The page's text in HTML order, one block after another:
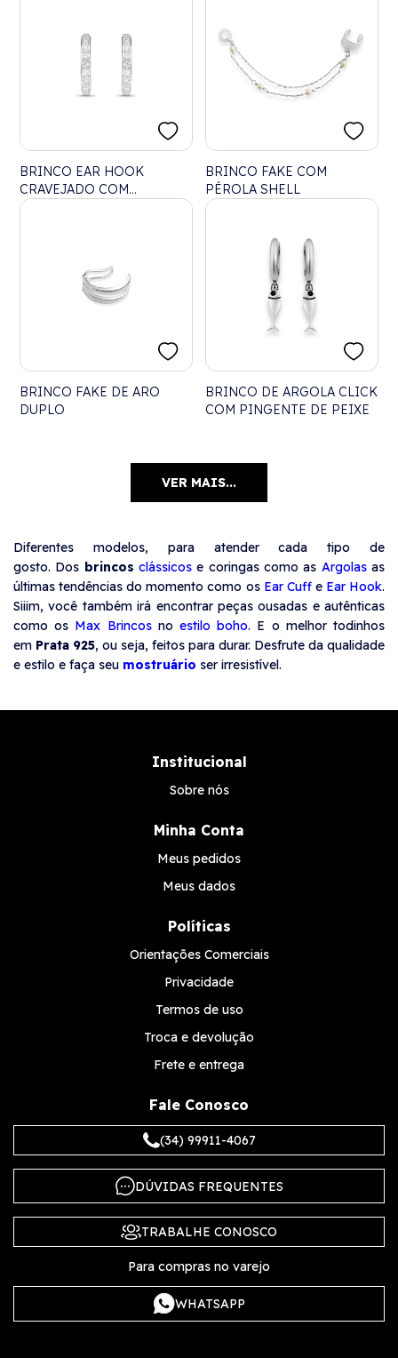
BRINCO EAR HOOK
CRAVEJADO COM
ZIRCÔNIA CRISTAL
BRINCO FAKE COM
PÉROLA SHELL
BRINCO FAKE DE ARO
DUPLO
BRINCO DE ARGOLA CLICK
COM PINGENTE DE PEIXE
VER MAIS...
Diferentes modelos, para atender cada tipo de
gosto. Dos brincosclássicos e coringas como as Argolasas
últimas tendências do momento como os Ear Cuffe Ear Hook.
Siiim, você também irá encontrar peças ousadas e autênticas
como os Max Brincosnoestilo boho. E o melhor todinhos
em Prata 925, ou seja, feitos para durar. Desfrute da qualidade
e estilo e faça seu mostruário ser irresistível.
Institucional
Sobre nós
Minha Conta
Meus pedidos
Meus dados
Políticas
Orientações Comerciais
Privacidade
Termos de uso
Troca e devolução
Frete e entrega
Fale Conosco
(34) 99911-4067
DÚVIDAS FREQUENTES
TRABALHE CONOSCO
Para compras no varejo
WHATSAPP